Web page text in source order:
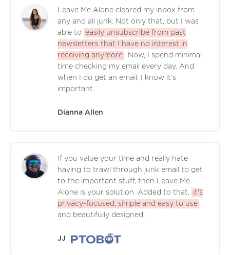
Leave Me Alone cleared my inbox from
any and all junk. Not only that, but I was
able to easily unsubscribe from past
newsletters that I have no interest in
receiving anymore
. Now, I spend minimal
time checking my email every day. And
when I do get an email, I know it's
important.
Dianna Allen
If you value your time and really hate
having to trawl through junk email to get
to the important stuff, then Leave Me
Alone is your solution. Added to that,
it's
privacy-focused, simple and easy to use
and beautifully designed.
JJ